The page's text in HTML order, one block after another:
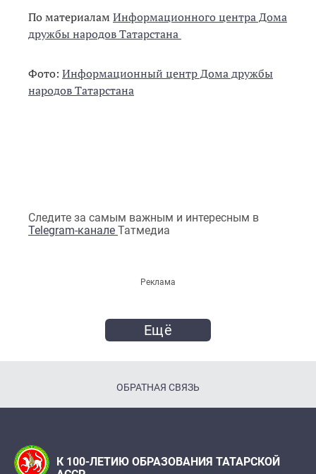
По материалам Информационного центра Дома
дружбы народов Татарстана
Фото: Информационный центр Дома дружбы
народов Татарстана
Следите за самым важным и интересным в
Telegram-канале Татмедиа
Реклама
Ещё
ОБРАТНАЯ СВЯЗЬ
К 100-ЛЕТИЮ ОБРАЗОВАНИЯ ТАТАРСКОЙ